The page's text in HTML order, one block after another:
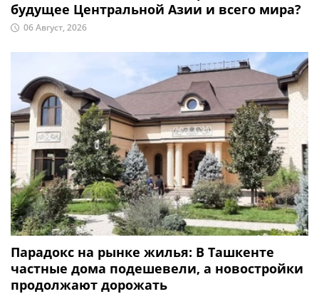
будущее Центральной Азии и всего мира?
06 Август, 2026
Парадокс на рынке жилья: В Ташкенте
частные дома подешевели, а новостройки
продолжают дорожать